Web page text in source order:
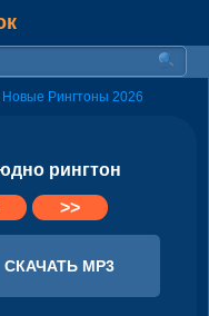
Новые Рингтоны 2026
рингтон
>>
СКАЧАТЬ MP3